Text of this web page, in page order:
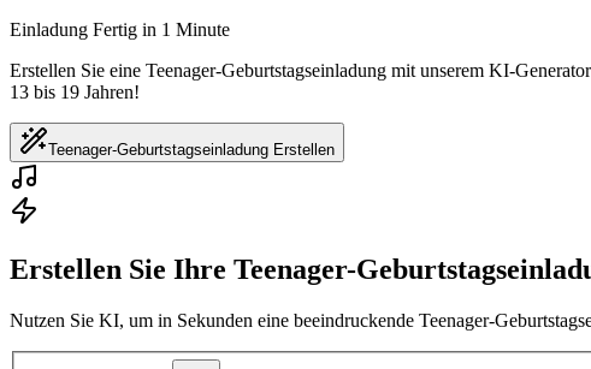
Einladung Fertig in 1 Minute
Erstellen Sie eine Teenager-Geburtstagseinladung mit unserem KI-
13 bis 19 Jahren!
Teenager-Geburtstagseinladung Erstellen
Erstellen Sie Ihre Teenager-
Nutzen Sie KI, um in Sekunden eine beeindruckende Teenager-